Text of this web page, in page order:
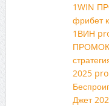
1WIN
фрибет
1ВИН
2025
Джет